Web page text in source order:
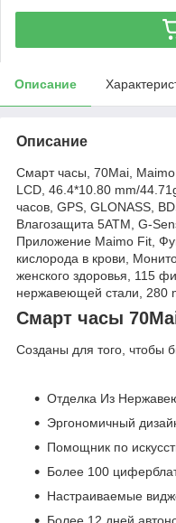
Описание
Описание
Смарт часы, 70Mai,
LCD, 46.4*10.80 mm/
часов, GPS, GLONASS,
Влагозащита 5ATM, G-
Приложение Maimo Fit,
кислорода в крови,
женского здоровья, 115
нержавеющей стали, 280
Смарт часы
Созданы для того, чтобы
Отделка Из
Эргономичный
Помощник по
Более 100
Настраиваемые